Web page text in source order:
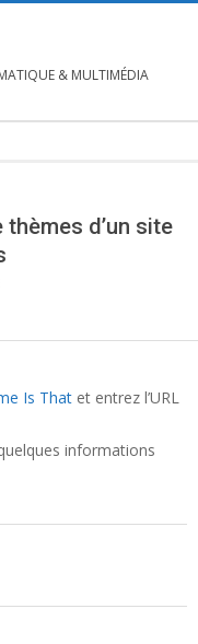
& MULTIMÉDIA
d’un site
Is That et entrez l’URL
informations